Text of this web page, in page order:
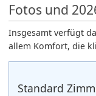
Fotos und
Insgesamt verfügt
allem Komfort, die
Standard